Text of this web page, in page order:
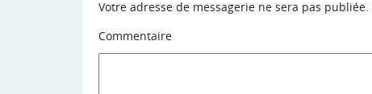
Votre adresse de messagerie ne sera pas publiée.
Commentaire